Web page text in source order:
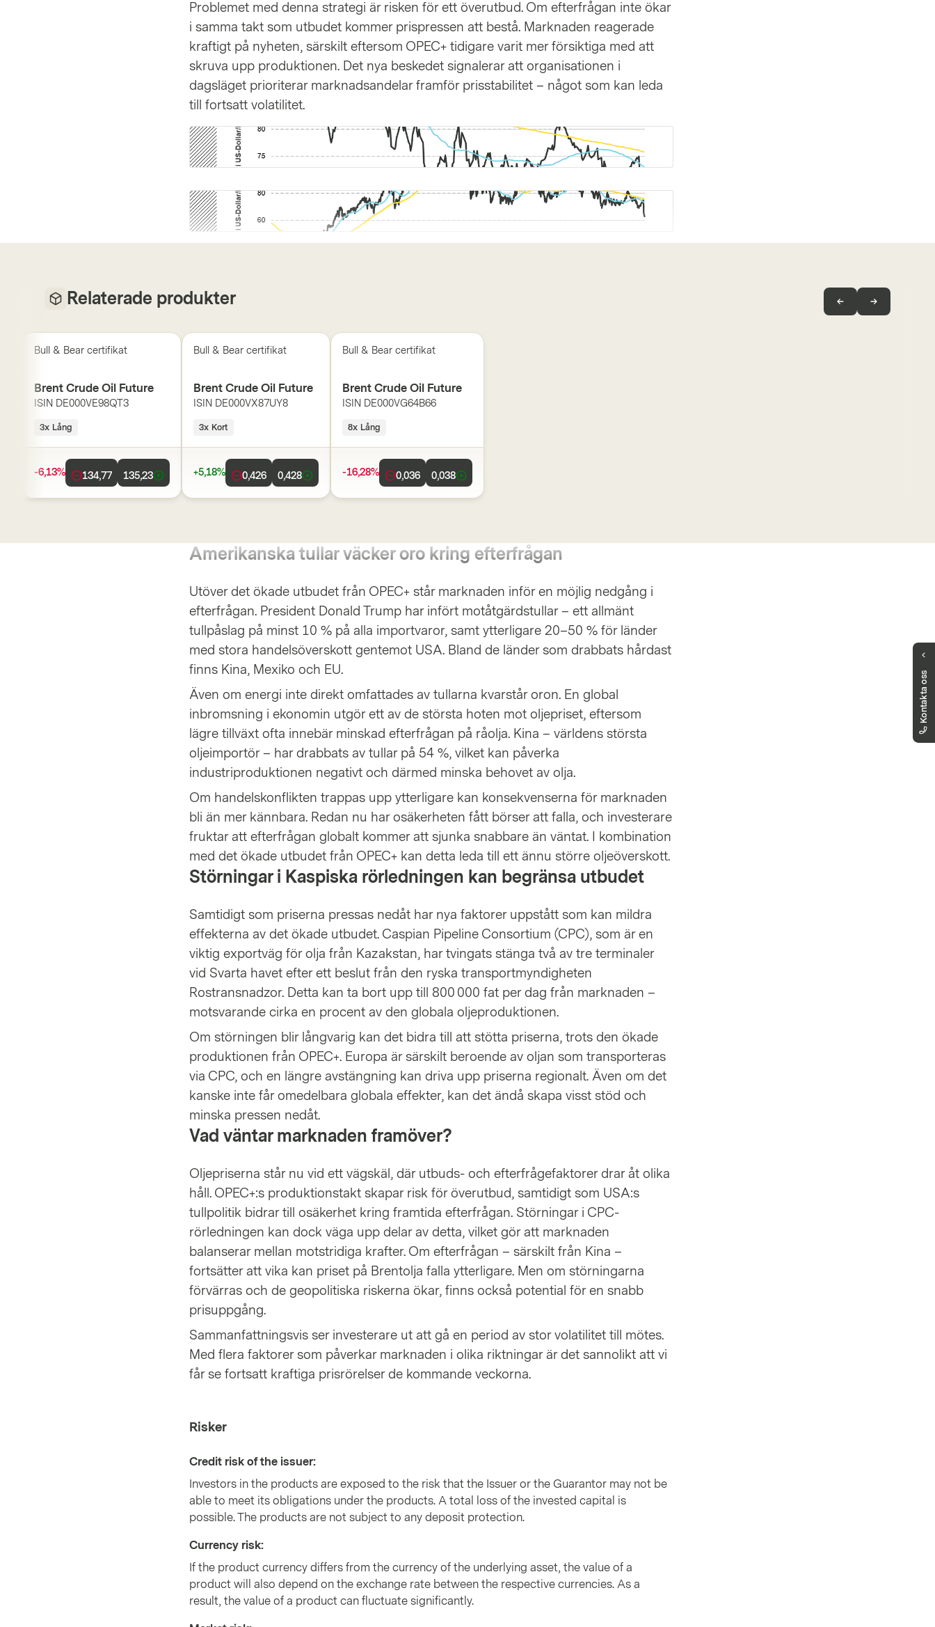
Problemet med denna strategi är risken för ett överutbud. Om efterfrågan inte ökar
i samma takt som utbudet kommer prispressen att bestå. Marknaden reagerade
kraftigt på nyheten, särskilt eftersom OPEC+ tidigare varit mer försiktiga med att
skruva upp produktionen. Det nya beskedet signalerar att organisationen i
dagsläget prioriterar marknadsandelar framför prisstabilitet – något som kan leda
till fortsatt volatilitet.
Relaterade produkter
Bull & Bear certifikat
Brent Crude Oil Future
ISIN DE000VE98QT3
3x Lång
-6,13% 134,77 135,23
Bull & Bear certifikat
Brent Crude Oil Future
ISIN DE000VX87UY8
3x Kort
+5,18% 0,426 0,428
Bull & Bear certifikat
Brent Crude Oil Future
ISIN DE000VG64B66
8x Lång
-16,28% 0,036 0,038
Amerikanska tullar väcker oro kring efterfrågan
Utöver det ökade utbudet från OPEC+ står marknaden inför en möjlig nedgång i
efterfrågan. President Donald Trump har infört motåtgärdstullar – ett allmänt
tullpåslag på minst 10 % på alla importvaror, samt ytterligare 20–50 % för länder
med stora handelsöverskott gentemot USA. Bland de länder som drabbats hårdast
finns Kina, Mexiko och EU.
Även om energi inte direkt omfattades av tullarna kvarstår oron. En global
inbromsning i ekonomin utgör ett av de största hoten mot oljepriset, eftersom
lägre tillväxt ofta innebär minskad efterfrågan på råolja. Kina – världens största
oljeimportör – har drabbats av tullar på 54 %, vilket kan påverka
industriproduktionen negativt och därmed minska behovet av olja.
Om handelskonflikten trappas upp ytterligare kan konsekvenserna för marknaden
bli än mer kännbara. Redan nu har osäkerheten fått börser att falla, och investerare
fruktar att efterfrågan globalt kommer att sjunka snabbare än väntat. I kombination
med det ökade utbudet från OPEC+ kan detta leda till ett ännu större oljeöverskott.
Störningar i Kaspiska rörledningen kan begränsa utbudet
Samtidigt som priserna pressas nedåt har nya faktorer uppstått som kan mildra
effekterna av det ökade utbudet. Caspian Pipeline Consortium (CPC), som är en
viktig exportväg för olja från Kazakstan, har tvingats stänga två av tre terminaler
vid Svarta havet efter ett beslut från den ryska transportmyndigheten
Rostransnadzor. Detta kan ta bort upp till 800 000 fat per dag från marknaden –
motsvarande cirka en procent av den globala oljeproduktionen.
Om störningen blir långvarig kan det bidra till att stötta priserna, trots den ökade
produktionen från OPEC+. Europa är särskilt beroende av oljan som transporteras
via CPC, och en längre avstängning kan driva upp priserna regionalt. Även om det
kanske inte får omedelbara globala effekter, kan det ändå skapa visst stöd och
minska pressen nedåt.
Vad väntar marknaden framöver?
Oljepriserna står nu vid ett vägskäl, där utbuds- och efterfrågefaktorer drar åt olika
håll. OPEC+:s produktionstakt skapar risk för överutbud, samtidigt som USA:s
tullpolitik bidrar till osäkerhet kring framtida efterfrågan. Störningar i CPC-
rörledningen kan dock väga upp delar av detta, vilket gör att marknaden
balanserar mellan motstridiga krafter. Om efterfrågan – särskilt från Kina –
fortsätter att vika kan priset på Brentolja falla ytterligare. Men om störningarna
förvärras och de geopolitiska riskerna ökar, finns också potential för en snabb
prisuppgång.
Sammanfattningsvis ser investerare ut att gå en period av stor volatilitet till mötes.
Med flera faktorer som påverkar marknaden i olika riktningar är det sannolikt att vi
får se fortsatt kraftiga prisrörelser de kommande veckorna.
Risker
Credit risk of the issuer:
Investors in the products are exposed to the risk that the Issuer or the Guarantor may not be
able to meet its obligations under the products. A total loss of the invested capital is
possible. The products are not subject to any deposit protection.
Currency risk:
If the product currency differs from the currency of the underlying asset, the value of a
product will also depend on the exchange rate between the respective currencies. As a
result, the value of a product can fluctuate significantly.
Kontakta oss